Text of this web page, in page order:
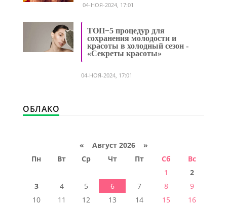
04-НОЯ-2024, 17:01
ТОП−5 процедур для
сохранения молодости и
красоты в холодный сезон -
«Секреты красоты»
04-НОЯ-2024, 17:01
ОБЛАКО
« Август 2026 »
Пн
Вт Ср Чт Пт Сб
Вс
1
2
3
4 5 6 7 8
9
10
11 12 13 14 15
16